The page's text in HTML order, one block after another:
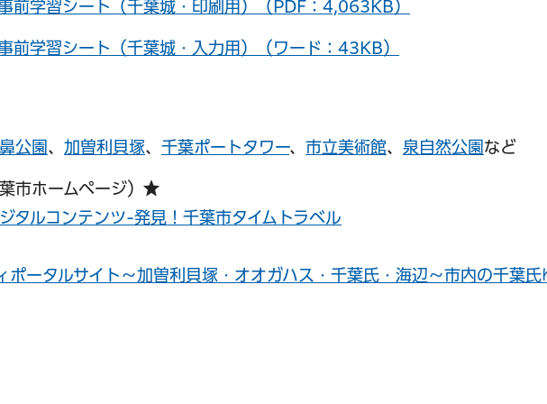
前学習シート（千葉城・印刷用）（PDF：4,063KB）
前学習シート（千葉城・入力用）（ワード：43KB）
公園 、 加曽利貝塚、 千葉ポートタワー、 市立美術館、 泉自然公園 など
市ホームページ）★
タルコンテンツ-発見！千葉市タイムトラベル
ポータルサイト～加曽利貝塚・オオガハス・千葉氏・海辺～市内の千葉氏